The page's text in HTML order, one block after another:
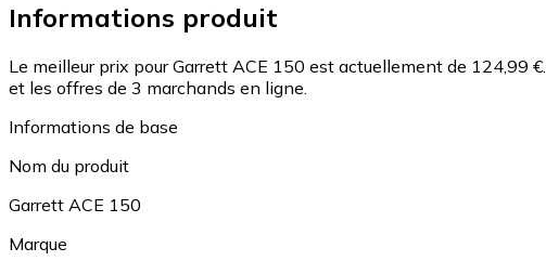
Informations produit
Le meilleur prix pour Garrett ACE 150 est actuellement de 124,99 €.
et les offres de 3 marchands en ligne.
Informations de base
Nom du produit
Garrett ACE 150
Marque